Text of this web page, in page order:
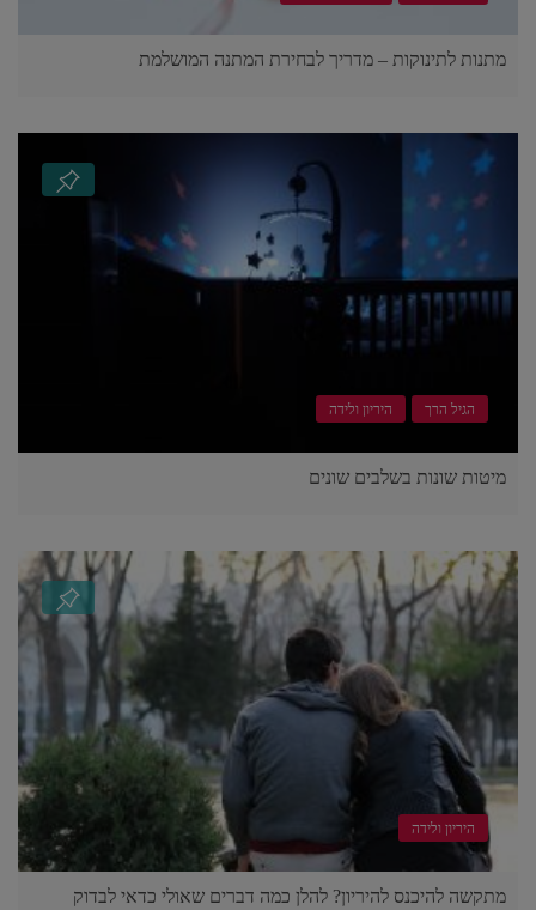
מתנות לתינוקות – מדריך לבחירת המתנה המושלמת
הגיל הרך היריון ולידה
מיטות שונות בשלבים שונים
היריון ולידה
מתקשה להיכנס להיריון? להלן כמה דברים שאולי כדאי לבדוק